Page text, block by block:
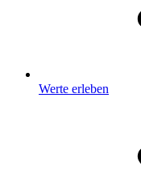
Werte erleben